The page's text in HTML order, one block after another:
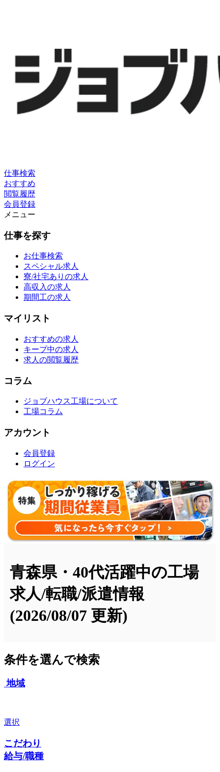
仕事検索
おすすめ
閲覧履歴
会員登録
メニュー
仕事を探す
お仕事検索
スペシャル求人
寮/社宅ありの求人
高収入の求人
期間工の求人
マイリスト
おすすめの求人
キープ中の求人
求人の閲覧履歴
コラム
ジョブハウス工場について
工場コラム
アカウント
会員登録
ログイン
青森県・40代活躍中の工場
求人/転職/派遣情報
(2026/08/07 更新)
条件を選んで検索
地域
選択
こだわり
給与/職種